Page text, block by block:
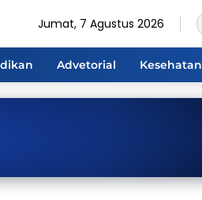
Jumat, 7 Agustus 2026
Advetorial Kesehatan